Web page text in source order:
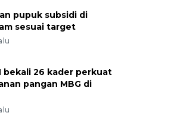
pupuk subsidi di
sesuai target
bekali 26 kader perkuat
pangan MBG di